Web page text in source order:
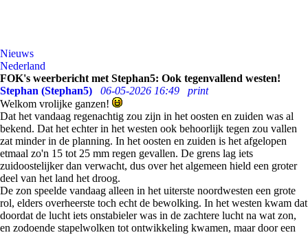
Nieuws
Nederland
FOK's weerbericht met Stephan5: Ook tegenvallend westen!
Stephan (Stephan5)
06-05-2026 16:49
print
Welkom vrolijke ganzen!
Dat het vandaag regenachtig zou zijn in het oosten en zuiden was al
bekend. Dat het echter in het westen ook behoorlijk tegen zou vallen
zat minder in de planning. In het oosten en zuiden is het afgelopen
etmaal zo'n 15 tot 25 mm regen gevallen. De grens lag iets
zuidoostelijker dan verwacht, dus over het algemeen hield een groter
deel van het land het droog.
De zon speelde vandaag alleen in het uiterste noordwesten een grote
rol, elders overheerste toch echt de bewolking. In het westen kwam dat
doordat de lucht iets onstabieler was in de zachtere lucht na wat zon,
en zodoende stapelwolken tot ontwikkeling kwamen, maar door een